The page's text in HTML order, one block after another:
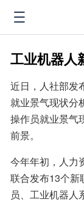
工业机器人
近日，人社部
就业景气现状
操作员就业景气
前景。
今年年初，人力
联合发布13个新
员、工业机器人